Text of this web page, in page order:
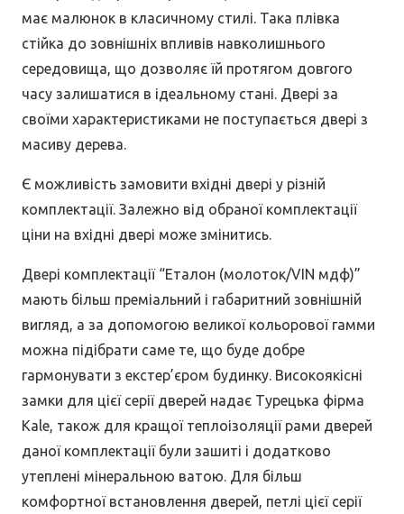
має малюнок в класичному стилі. Така плівка
стійка до зовнішніх впливів навколишнього
середовища, що дозволяє їй протягом довгого
часу залишатися в ідеальному стані. Двері за
своїми характеристиками не поступається двері з
масиву дерева.
Є можливість замовити вхідні двері у різній
комплектації. Залежно від обраної комплектації
ціни на вхідні двері може змінитись.
Двері комплектації “Еталон (молоток/VIN мдф)”
мають більш преміальний і габаритний зовнішній
вигляд, а за допомогою великої кольорової гамми
можна підібрати саме те, що буде добре
гармонувати з екстер’єром будинку. Високоякісні
замки для цієї серії дверей надає Турецька фірма
Kale, також для кращої теплоізоляції рами дверей
даної комплектації були зашиті і додатково
утеплені мінеральною ватою. Для більш
комфортної встановлення дверей, петлі цієї серії